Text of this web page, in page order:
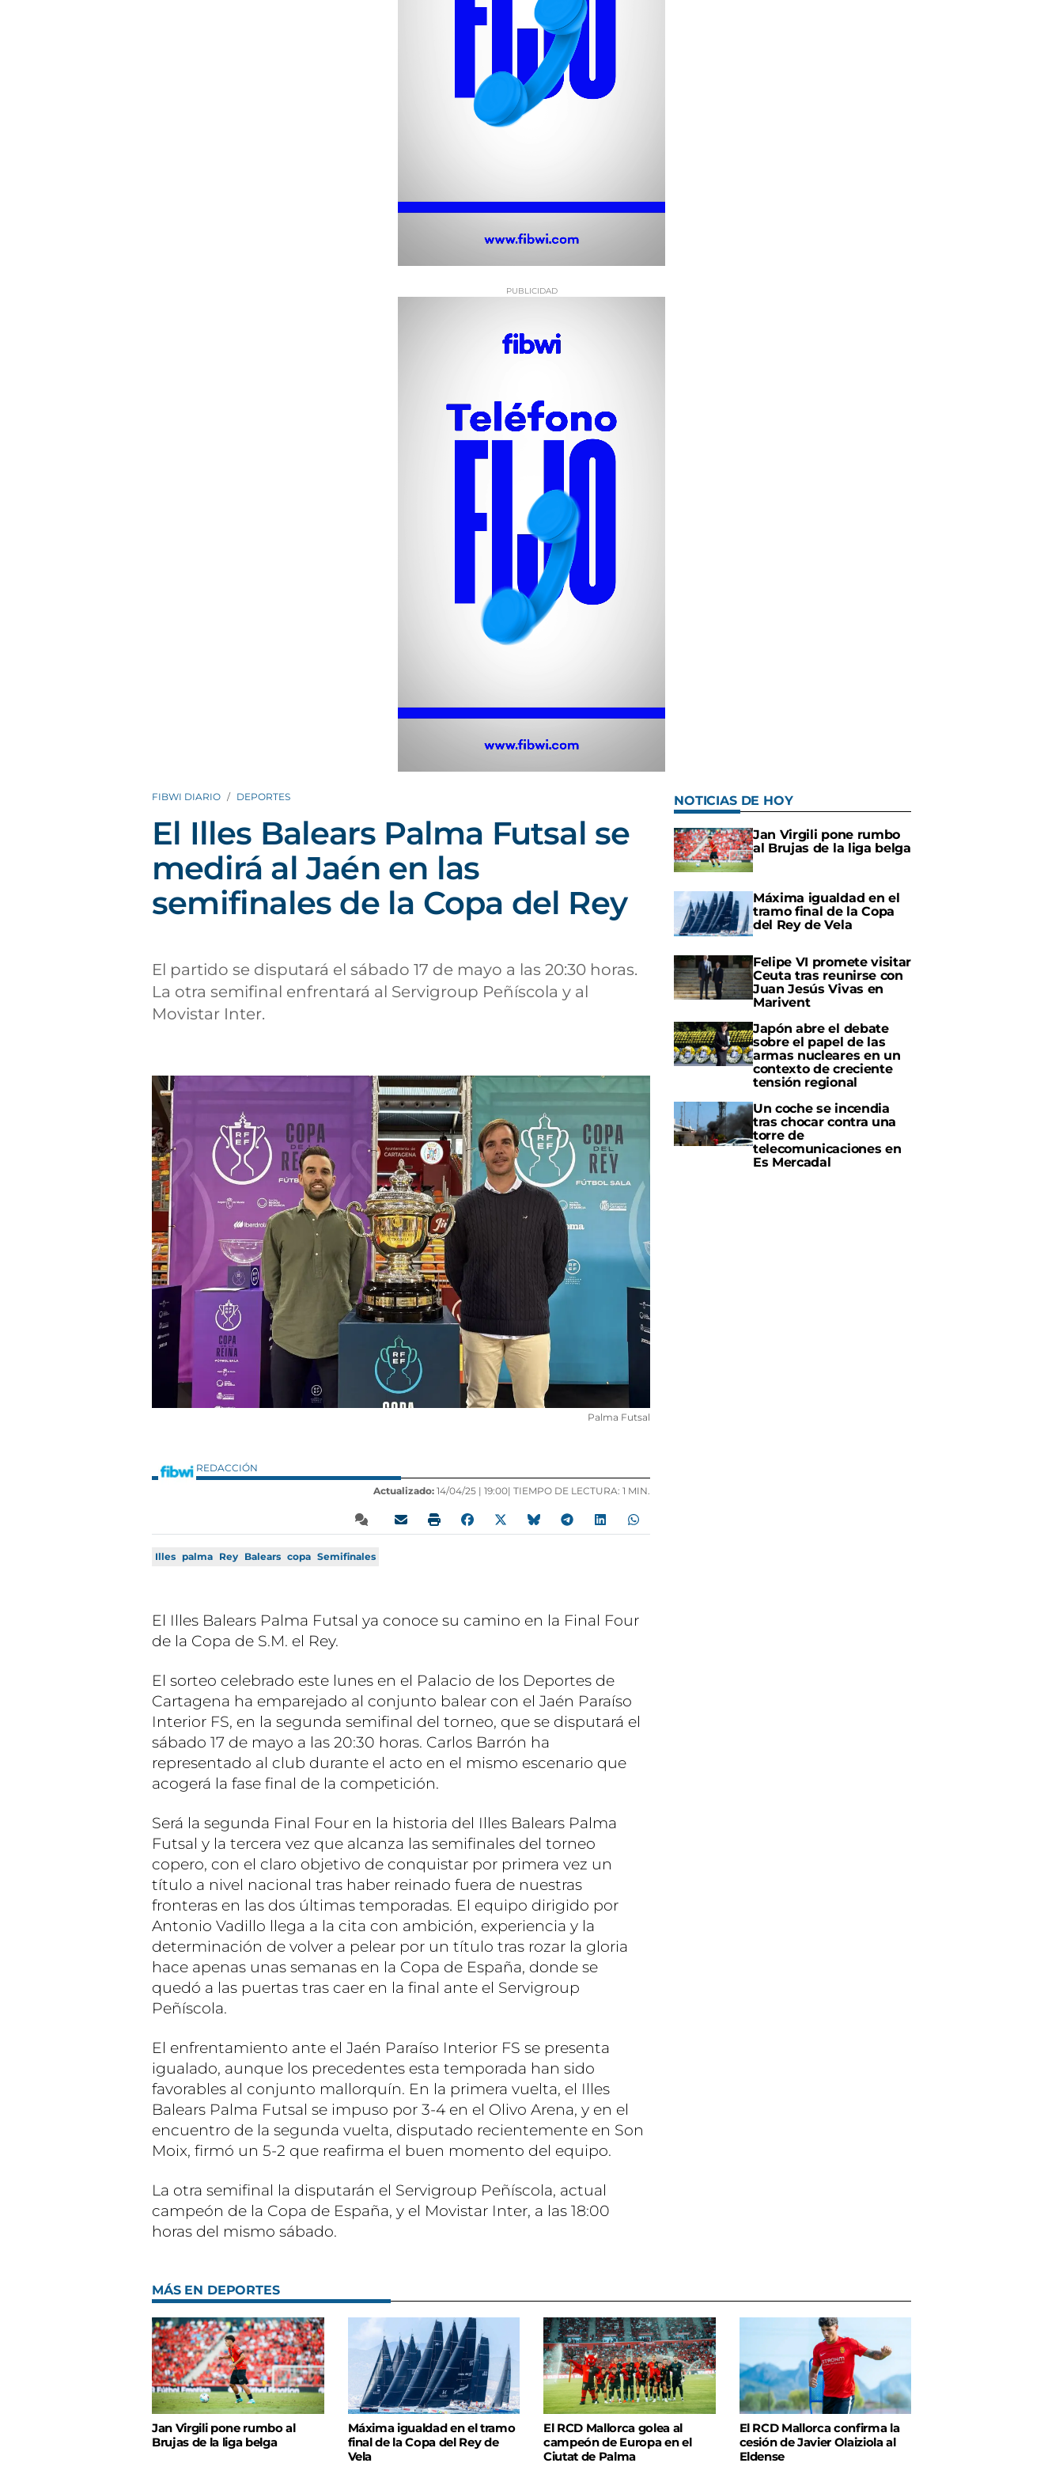
FIBWI DIARIO DEPORTES
El Illes Balears Palma Futsal se
medirá al Jaén en las
semifinales de la Copa del Rey
El partido se disputará el sábado 17 de mayo a las 20:30 horas.
La otra semifinal enfrentará al Servigroup Peñíscola y al
Movistar Inter.
Palma Futsal
REDACCIÓN
Actualizado: 14/04/25 | 19:00| TIEMPO DE LECTURA: 1 MIN.
Illes palma Rey Balears copa Semifinales
El Illes Balears Palma Futsal ya conoce su camino en la Final Four
de la Copa de S.M. el Rey.
El sorteo celebrado este lunes en el Palacio de los Deportes de
Cartagena ha emparejado al conjunto balear con el Jaén Paraíso
Interior FS, en la segunda semifinal del torneo, que se disputará el
sábado 17 de mayo a las 20:30 horas. Carlos Barrón ha
representado al club durante el acto en el mismo escenario que
acogerá la fase final de la competición.
Será la segunda Final Four en la historia del Illes Balears Palma
Futsal y la tercera vez que alcanza las semifinales del torneo
copero, con el claro objetivo de conquistar por primera vez un
título a nivel nacional tras haber reinado fuera de nuestras
fronteras en las dos últimas temporadas. El equipo dirigido por
Antonio Vadillo llega a la cita con ambición, experiencia y la
determinación de volver a pelear por un título tras rozar la gloria
hace apenas unas semanas en la Copa de España, donde se
quedó a las puertas tras caer en la final ante el Servigroup
Peñíscola.
El enfrentamiento ante el Jaén Paraíso Interior FS se presenta
igualado, aunque los precedentes esta temporada han sido
favorables al conjunto mallorquín. En la primera vuelta, el Illes
Balears Palma Futsal se impuso por 3-4 en el Olivo Arena, y en el
encuentro de la segunda vuelta, disputado recientemente en Son
Moix, firmó un 5-2 que reafirma el buen momento del equipo.
La otra semifinal la disputarán el Servigroup Peñíscola, actual
campeón de la Copa de España, y el Movistar Inter, a las 18:00
horas del mismo sábado.
NOTICIAS DE HOY
Jan Virgili pone rumbo
al Brujas de la liga belga
Máxima igualdad en el
tramo final de la Copa
del Rey de Vela
Felipe VI promete visitar
Ceuta tras reunirse con
Juan Jesús Vivas en
Marivent
Japón abre el debate
sobre el papel de las
armas nucleares en un
contexto de creciente
tensión regional
Un coche se incendia
tras chocar contra una
torre de
telecomunicaciones en
Es Mercadal
MÁS EN DEPORTES
Jan Virgili pone rumbo al
Brujas de la liga belga
Máxima igualdad en el tramo
final de la Copa del Rey de
Vela
El RCD Mallorca golea al
campeón de Europa en el
Ciutat de Palma
El RCD Mallorca confirma la
cesión de Javier Olaiziola al
Eldense